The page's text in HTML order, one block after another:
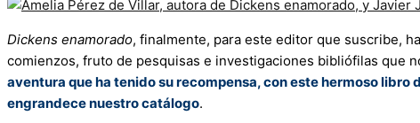
Dickens enamorado, finalmente, para este editor que suscribe,
comienzos, fruto de pesquisas e investigaciones bibliófilas que
aventura que ha tenido su recompensa, con este hermoso libro
engrandece nuestro catálogo.